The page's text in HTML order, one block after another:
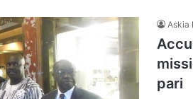
Askia
pari